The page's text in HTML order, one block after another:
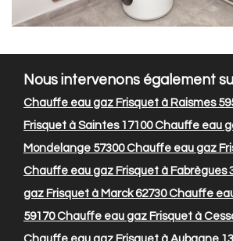
Nous intervenons également
Chauffe eau gaz Frisquet à Raismes
Frisquet à Saintes 17100Chauffe eau
Mondelange 57300Chauffe eau gaz
Chauffe eau gaz Frisquet à Fabrègues
gaz Frisquet à Marck 62730Chauffe
59170Chauffe eau gaz Frisquet à